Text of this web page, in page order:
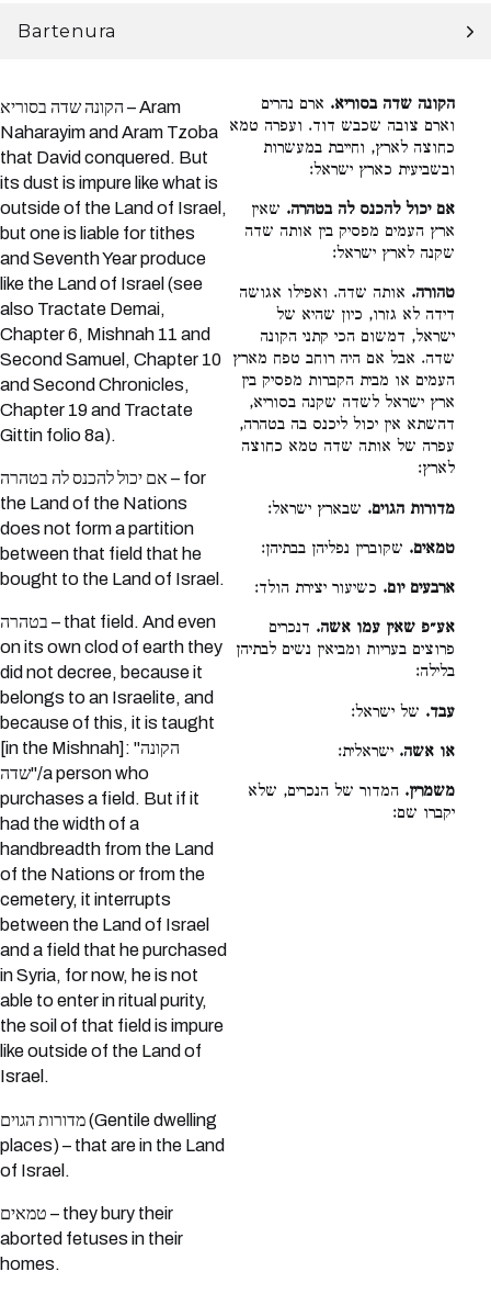
Bartenura
הקונה שדה בסוריא – Aram
Naharayim and Aram Tzoba
that David conquered. But
its dust is impure like what is
outside of the Land of Israel,
but one is liable for tithes
and Seventh Year produce
like the Land of Israel (see
also Tractate Demai,
Chapter 6, Mishnah 11 and
Second Samuel, Chapter 10
and Second Chronicles,
Chapter 19 and Tractate
Gittin folio 8a).
אם יכול להכנס לה בטהרה – for
the Land of the Nations
does not form a partition
between that field that he
bought to the Land of Israel.
בטהרה – that field. And even
on its own clod of earth they
did not decree, because it
belongs to an Israelite, and
because of this, it is taught
[in the Mishnah]: "הקונה
שדה"/a person who
purchases a field. But if it
had the width of a
handbreadth from the Land
of the Nations or from the
cemetery, it interrupts
between the Land of Israel
and a field that he purchased
in Syria, for now, he is not
able to enter in ritual purity,
the soil of that field is impure
like outside of the Land of
Israel.
מדורות הגוים (Gentile dwelling
places) – that are in the Land
of Israel.
טמאים – they bury their
aborted fetuses in their
homes.
הקונה שדה בסוריא. ארם נהרים
וארם צובה שכבש דוד. ועפרה טמא
כחוצה לארץ, וחייבת במעשרות
ובשביעית כארץ ישראל:
אם יכול להכנס לה בטהרה. שאין
ארץ העמים מפסיק בין אותה שדה
שקנה לארץ ישראל:
טהורה. אותה שדה. ואפילו אגושה
דידה לא גזרו, כיון שהיא של
ישראל, דמשום הכי קתני הקונה
שדה. אבל אם היה רוחב טפח מארץ
העמים או מבית הקברות מפסיק בין
ארץ ישראל לשדה שקנה בסוריא,
דהשתא אין יכול ליכנס בה בטהרה,
עפרה של אותה שדה טמא כחוצה
לארץ:
מדורות הגוים. שבארץ ישראל:
טמאים. שקוברין נפליהן בבתיהן:
ארבעים יום. כשיעור יצירת הולד:
אע״פ שאין עמו אשה. דנכרים
פרוצים בעריות ומביאין נשים לבתיהן
בלילה:
עבד. של ישראל:
או אשה. ישראלית:
משמרין. המדור של הנכרים, שלא
יקברו שם: